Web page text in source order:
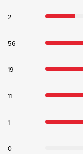
2
56
19
11
1
0